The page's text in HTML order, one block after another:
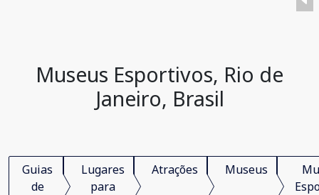
Museus Esportivos, Rio de
Janeiro, Brasil
Guias
de
Lugares
para
Atrações Museus